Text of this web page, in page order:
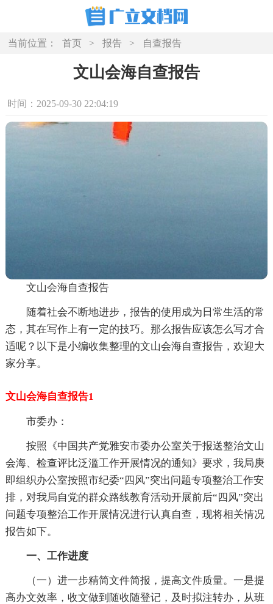
当前位置： 首页 > 报告 > 自查报告
文山会海自查报告
时间：2025-09-30 22:04:19
文山会海自查报告
随着社会不断地进步，报告的使用成为日常生活的常
态，其在写作上有一定的技巧。那么报告应该怎么写才合
适呢？以下是小编收集整理的文山会海自查报告，欢迎大
家分享。
文山会海自查报告1
市委办：
按照《中国共产党雅安市委办公室关于报送整治文山
会海、检查评比泛滥工作开展情况的通知》要求，我局庚
即组织办公室按照市纪委“四风”突出问题专项整治工作安
排，对我局自党的群众路线教育活动开展前后“四风”突出
问题专项整治工作开展情况进行认真自查，现将相关情况
报告如下。
一、工作进度
（一）进一步精简文件简报，提高文件质量。一是提
高办文效率，收文做到随收随登记，及时拟注转办，从班